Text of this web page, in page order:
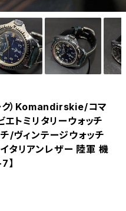
）Komandirskie/コマ
トミリタリーウォッチ
/ヴィンテージウォッチ
タリアンレザー 陸軍 機